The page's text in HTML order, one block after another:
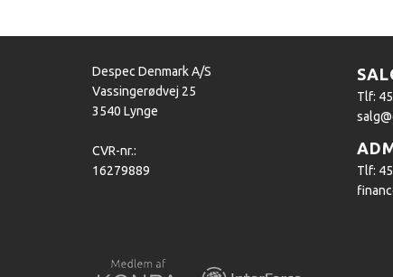
Despec Denmark A/S
Vassingerødvej 25
3540 Lynge
CVR-nr.:
16279889
Tlf:
Tlf: